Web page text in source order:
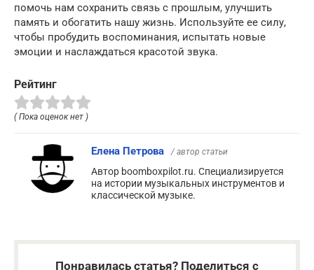
помочь нам сохранить связь с прошлым, улучшить
память и обогатить нашу жизнь. Используйте ее силу,
чтобы пробудить воспоминания, испытать новые
эмоции и наслаждаться красотой звука.
Рейтинг
( Пока оценок нет )
Елена Петрова / автор статьи
Автор boomboxpilot.ru. Специализируется
на истории музыкальных инструментов и
классической музыке.
Понравилась статья? Поделиться с